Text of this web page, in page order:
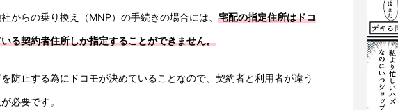
からの乗り換え（MNP）の手続きの場合には、 宅配の指定住所はドコ
る契約者住所しか指定することができません。
防止する為にドコモが決めていることなので、契約者と利用者が違う
必要です。